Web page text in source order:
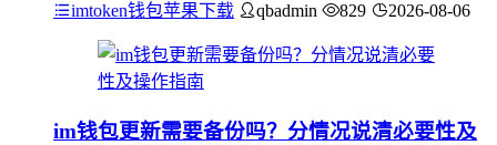
imtoken钱包苹果下载 qbadmin 829 2026-08-06
im钱包更新需要备份吗？分情况说清必要性及